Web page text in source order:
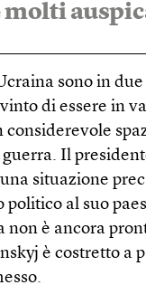
molti
sono in
di essere in
Il
situazione
al suo
non è ancora
è costretto a